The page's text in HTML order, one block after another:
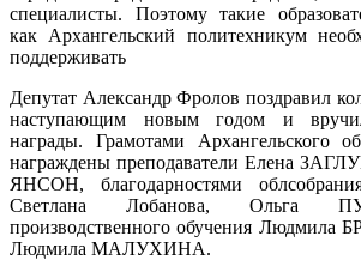
специалисты. Поэтому такие
как Архангельский политехникум
поддерживать
Депутат Александр Фролов поздравил
наступающим новым годом и
награды. Грамотами Архангельского
награждены преподаватели Елена
ЯНСОН, благодарностями
Светлана Лобанова, Ольга
производственного обучения Людмила
Людмила МАЛУХИНА.